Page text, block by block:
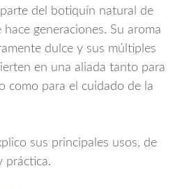
del botiquín natural de
hace generaciones. Su aroma
dulce y sus múltiples
en una aliada tanto para
como para el cuidado de la
sus principales usos, de
práctica.